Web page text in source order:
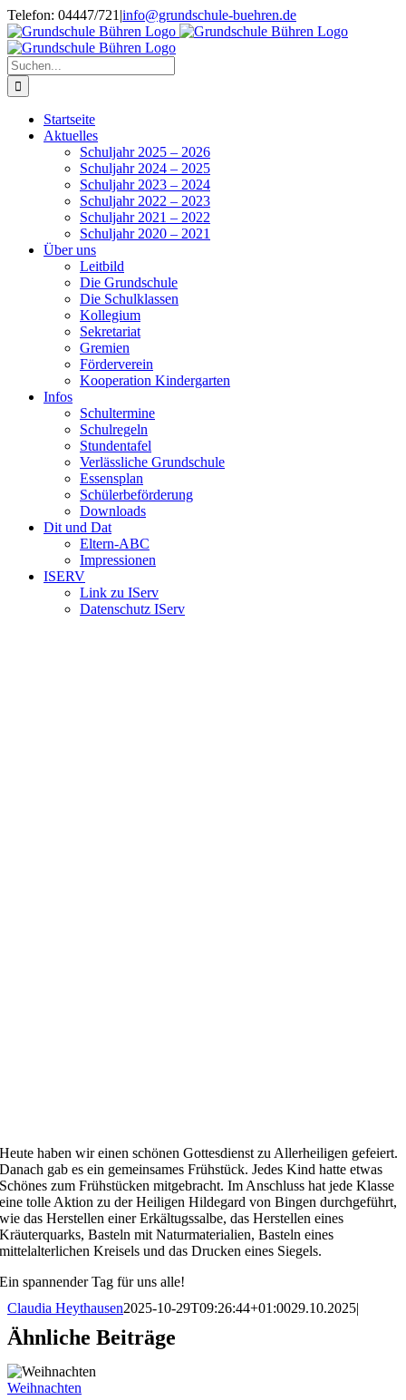
Zum
Inhalt
springen
Telefon: 04447/721 |info@grundschule-buehren.de
Suche
nach:
Startseite
Aktuelles
Schuljahr 2025 – 2026
Schuljahr 2024 – 2025
Schuljahr 2023 – 2024
Schuljahr 2022 – 2023
Schuljahr 2021 – 2022
Schuljahr 2020 – 2021
Über uns
Leitbild
Die Grundschule
Die Schulklassen
Kollegium
Sekretariat
Gremien
Förderverein
Kooperation Kindergarten
Infos
Schultermine
Schulregeln
Stundentafel
Verlässliche Grundschule
Essensplan
Schülerbeförderung
Downloads
Dit und Dat
Eltern-ABC
Impressionen
ISERV
Link zu IServ
Datenschutz IServ
Heute haben wir einen schönen Gottesdienst zu Allerheiligen gefeiert.
Danach gab es ein gemeinsames Frühstück. Jedes Kind hatte etwas
Schönes zum Frühstücken mitgebracht. Im Anschluss hat jede Klasse
eine tolle Aktion zu der Heiligen Hildegard von Bingen durchgeführt,
wie das Herstellen einer Erkältugssalbe, das Herstellen eines
Kräuterquarks, Basteln mit Naturmaterialien, Basteln eines
mittelalterlichen Kreisels und das Drucken eines Siegels.
Ein spannender Tag für uns alle!
Claudia Heythausen2025-10-29T09:26:44+01:0029.10.2025|
Ähnliche Beiträge
Weihnachten